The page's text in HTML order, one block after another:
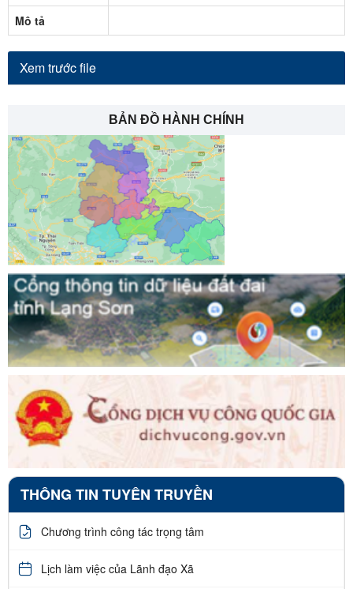
Mô tả
Xem trước file
BẢN ĐỒ HÀNH CHÍNH
THÔNG TIN TUYÊN TRUYỀN
Chương trình công tác trọng tâm
Lịch làm việc của Lãnh đạo Xã